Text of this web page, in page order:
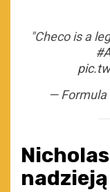
"Checo is a
— Formula